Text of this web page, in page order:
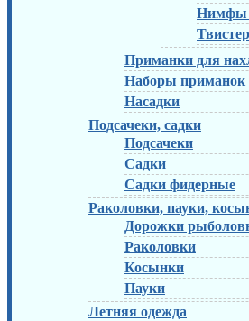
Нимфы
Приманки для
Наборы приманок
Насадки
Подсачеки, садки
Подсачеки
Садки
Садки фидерные
Раколовки, пауки,
Дорожки
Раколовки
Косынки
Пауки
Летняя одежда